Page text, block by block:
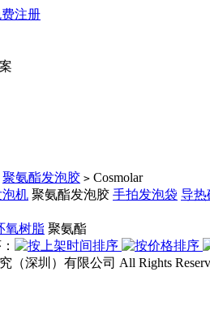
注册
聚氨酯发泡胶 > Cosmolar
机 聚氨酯发泡胶 手拍发泡袋 导热
氧树脂 聚氨酯
（深圳）有限公司 All Rights